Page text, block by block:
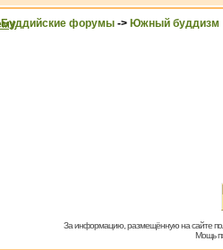
Буддийские форумы -> Южный буддизм
За информацию, размещённую на сайте
Мощь